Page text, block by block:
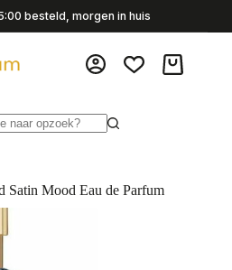
besteld, morgen in huis
Satin Mood Eau de Parfum